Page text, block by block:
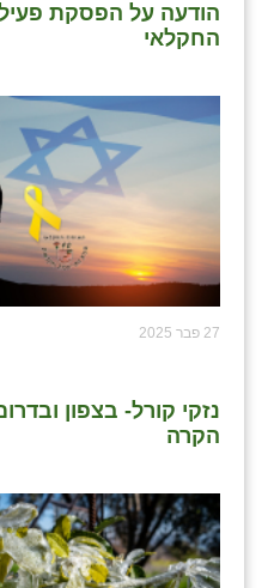
הודעה על הפסקת
החקלאי
27 פבר 2025
נזקי קורל- בצפון
הקרה
עמרים
קלחים
רמות השבים
רמת הדר
שדה ורבורג
שדמה
שכניה